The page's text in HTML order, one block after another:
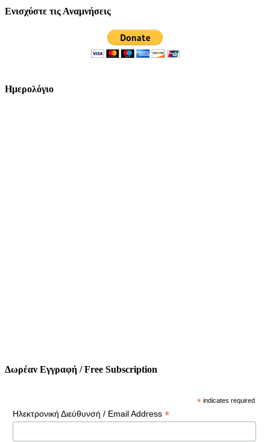
Ενισχύστε τις Αναμνήσεις
Ημερολόγιο
Δωρέαν Εγγραφή / Free Subscription
* indicates required
Ηλεκτρονική Διεύθυνσή / Email Address *